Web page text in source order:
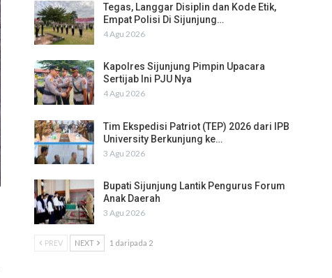
Tegas, Langgar Disiplin dan Kode Etik,
Empat Polisi Di Sijunjung…
4 Agu 2026
Kapolres Sijunjung Pimpin Upacara
Sertijab Ini PJU Nya
4 Agu 2026
Tim Ekspedisi Patriot (TEP) 2026 dari IPB
University Berkunjung ke…
3 Agu 2026
Bupati Sijunjung Lantik Pengurus Forum
Anak Daerah
3 Agu 2026
PREV NEXT 1 daripada 2